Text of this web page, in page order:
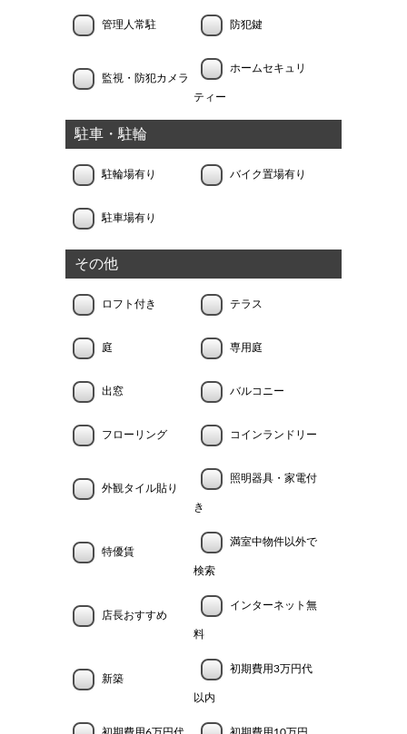
管理人常駐 防犯鍵
監視・防犯カメラ
ホームセキュリ
ティー
駐車・駐輪
駐輪場有り バイク置場有り
駐車場有り
その他
ロフト付き テラス
庭 専用庭
出窓 バルコニー
フローリング コインランドリー
外観タイル貼り
照明器具・家電付
き
特優賃
満室中物件以外で
検索
店長おすすめ
インターネット無
料
新築
初期費用3万円代
以内